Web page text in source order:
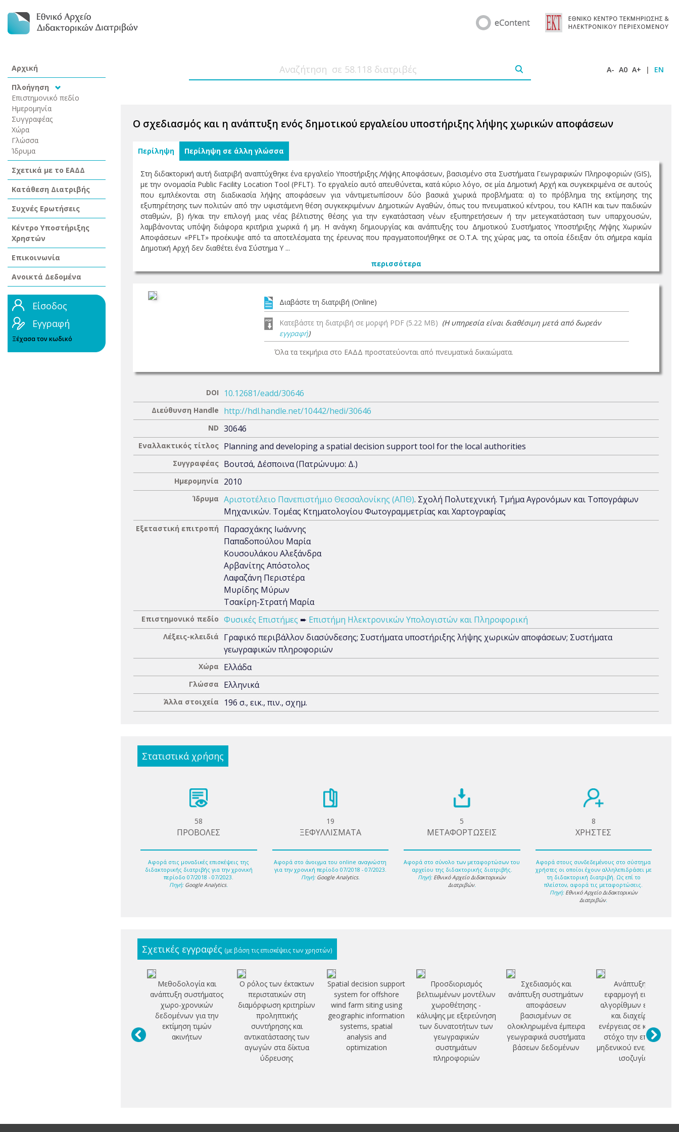
Αρχική
Πλοήγηση
Επιστημονικό πεδίο
Ημερομηνία
Συγγραφέας
Χώρα
Γλώσσα
Ίδρυμα
Σχετικά με το ΕΑΔΔ
Κατάθεση Διατριβής
Συχνές Ερωτήσεις
Κέντρο Υποστήριξης
Χρηστών
Επικοινωνία
Ανοικτά Δεδομένα
Είσοδος
Εγγραφή
Ξέχασα τον κωδικό
A- A0 A+ | EN
Ο σχεδιασμός και η ανάπτυξη ενός δημοτικού εργαλείου υποστήριξης λήψης χωρικών αποφάσεων
Περίληψη Περίληψη σε άλλη γλώσσα
Στη διδακτορική αυτή διατριβή αναπτύχθηκε ένα εργαλείο Υποστήριξης Λήψης Αποφάσεων, βασισμένο στα Συστήματα Γεωγραφικών Πληροφοριών (GIS),
με την ονομασία Public Facility Location Tool (PFLT). Το εργαλείο αυτό απευθύνεται, κατά κύριο λόγο, σε μία Δημοτική Αρχή και συγκεκριμένα σε αυτούς
που εμπλέκονται στη διαδικασία λήψης αποφάσεων για ν΄αντιμετωπίσουν δύο βασικά χωρικά προβλήματα: α) το πρόβλημα της εκτίμησης της
εξυπηρέτησης των πολιτών από την υφιστάμενη θέση συγκεκριμένων Δημοτικών Αγαθών, όπως του πνευματικού κέντρου, του ΚΑΠΗ και των παιδικών
σταθμών, β) ή/και την επιλογή μιας νέας βέλτιστης θέσης για την εγκατάσταση νέων εξυπηρετήσεων ή την μετεγκατάσταση των υπαρχουσών,
λαμβάνοντας υπόψη διάφορα κριτήρια χωρικά ή μη. Η ανάγκη δημιουργίας και ανάπτυξης του Δημοτικού Συστήματος Υποστήριξης Λήψης Χωρικών
Αποφάσεων «PFLT» προέκυψε από τα αποτελέσματα της έρευνας που πραγματοποιήθηκε σε Ο.Τ.Α. της χώρας μας, τα οποία έδειξαν ότι σήμερα καμία
Δημοτική Αρχή δεν διαθέτει ένα Σύστημα Υ ...
περισσότερα
Διαβάστε τη διατριβή (Online)
Κατεβάστε τη διατριβή σε μορφή PDF (5.22 MB) (Η υπηρεσία είναι διαθέσιμη μετά από δωρεάν
εγγραφή)
Όλα τα τεκμήρια στο ΕΑΔΔ προστατεύονται από πνευματικά δικαιώματα.
DOI 10.12681/eadd/30646
Διεύθυνση Handle http://hdl.handle.net/10442/hedi/30646
ND 30646
Εναλλακτικός τίτλος Planning and developing a spatial decision support tool for the local authorities
Συγγραφέας Βουτσά, Δέσποινα (Πατρώνυμο: Δ.)
Ημερομηνία 2010
Ίδρυμα Αριστοτέλειο Πανεπιστήμιο Θεσσαλονίκης (ΑΠΘ). Σχολή Πολυτεχνική. Τμήμα Αγρονόμων και Τοπογράφων
Μηχανικών. Τομέας Κτηματολογίου Φωτογραμμετρίας και Χαρτογραφίας
Εξεταστική επιτροπή
Παρασχάκης Ιωάννης
Παπαδοπούλου Μαρία
Κουσουλάκου Αλεξάνδρα
Αρβανίτης Απόστολος
Λαφαζάνη Περιστέρα
Μυρίδης Μύρων
Τσακίρη-Στρατή Μαρία
Επιστημονικό πεδίο Φυσικές Επιστήμες ➨ Επιστήμη Ηλεκτρονικών Υπολογιστών και Πληροφορική
Λέξεις-κλειδιά
Γραφικό περιβάλλον διασύνδεσης; Συστήματα υποστήριξης λήψης χωρικών αποφάσεων; Συστήματα
γεωγραφικών πληροφοριών
Χώρα Ελλάδα
Γλώσσα Ελληνικά
Άλλα στοιχεία 196 σ., εικ., πιν., σχημ.
Στατιστικά χρήσης
58
ΠΡΟΒΟΛΕΣ
Αφορά στις μοναδικές επισκέψεις της
διδακτορικής διατριβής για την χρονική
περίοδο 07/2018 - 07/2023.
Πηγή: Google Analytics.
19
ΞΕΦΥΛΛΙΣΜΑΤΑ
Αφορά στο άνοιγμα του online αναγνώστη
για την χρονική περίοδο 07/2018 - 07/2023.
Πηγή: Google Analytics.
5
ΜΕΤΑΦΟΡΤΩΣΕΙΣ
Αφορά στο σύνολο των μεταφορτώσων του
αρχείου της διδακτορικής διατριβής.
Πηγή: Εθνικό Αρχείο Διδακτορικών
Διατριβών.
8
ΧΡΗΣΤΕΣ
Αφορά στους συνδεδεμένους στο σύστημα
χρήστες οι οποίοι έχουν αλληλεπιδράσει με
τη διδακτορική διατριβή. Ως επί το
πλείστον, αφορά τις μεταφορτώσεις.
Πηγή: Εθνικό Αρχείο Διδακτορικών
Διατριβών.
Σχετικές εγγραφές (με βάση τις επισκέψεις των χρηστών)
Μεθοδολογία και
ανάπτυξη συστήματος
χωρο-χρονικών
δεδομένων για την
εκτίμηση τιμών
ακινήτων
Ο ρόλος των έκτακτων
περιστατικών στη
διαμόρφωση κριτηρίων
προληπτικής
συντήρησης και
αντικατάστασης των
αγωγών στα δίκτυα
ύδρευσης
Spatial decision support
system for offshore
wind farm siting using
geographic information
systems, spatial
analysis and
optimization
Προσδιορισμός
βελτιωμένων μοντέλων
χωροθέτησης -
κάλυψης με εξερεύνηση
των δυνατοτήτων των
γεωγραφικών
συστημάτων
πληροφοριών
Σχεδιασμός και
ανάπτυξη συστημάτων
αποφάσεων
βασισμένων σε
ολοκληρωμένα έμπειρα
γεωγραφικά συστήματα
βάσεων δεδομένων
Ανάπτυξη και
εφαρμογή ευφυών
αλγορίθμων ελέγχου
και διαχείρισης
ενέργειας σε κτίρια, με
στόχο την επίτευξη
μηδενικού ενεργειακού
ισοζυγίου